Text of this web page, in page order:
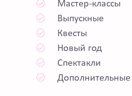
Мастер-классы
Выпускные
Квесты
Новый год
Спектакли
Дополнительные